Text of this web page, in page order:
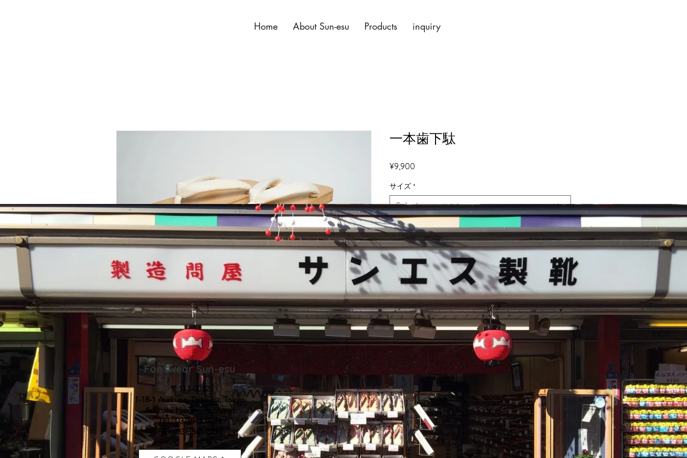
Home About Sun-esu Products inquiry
古くは修行僧が修行のために履いており、現在ではスポ
ーツ選手のトレーニングにも使用される下駄
歯の差し替えが可能で長くご愛用頂けます
一本歯下駄
¥9,900
サイズ *
Select
Quantity *
Add to Cart
ご購入に関しての注意
実際の商品と写真の画像は、天然の素材を使用している
ため木目や革の模様などが異なることがございます
商品発送期間
当店の商品は全て職人の手作りの為入荷状況次第でお待
ち頂くことがございます、その場合は当店より別途ご連
絡をさせて頂きます。
お手数ではございますが、お急ぎの場合はご購入前にお
問い合わせください
Footwear Sun-esu
〒111-0032
1-18-1 Asakusa, Taito-ku, Tokyo
Asakusa Nakamise Street
TEL: 03-3841-0223
FAX: 03-3841-0223